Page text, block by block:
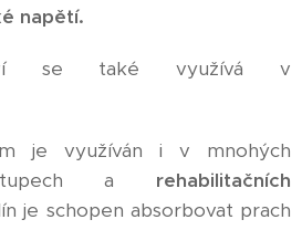
napětí.
se také využívá v
je využíván i v mnohých
a rehabilitačních
je schopen absorbovat prach